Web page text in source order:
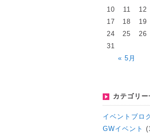
« 5月
10
11 12
17
18 19
24
25 26
31
カテゴリー
イベントブロ
GWイベント